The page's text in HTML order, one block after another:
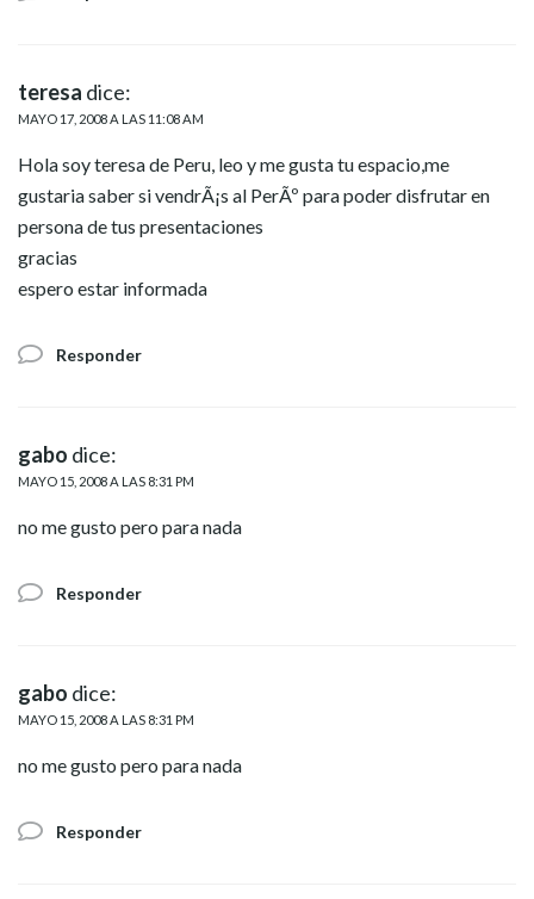
teresa dice:
MAYO 17, 2008 A LAS 11:08 AM
Hola soy teresa de Peru, leo y me gusta tu espacio,me
gustaria saber si vendrÃ¡s al PerÃº para poder disfrutar en
persona de tus presentaciones
gracias
espero estar informada
Responder
gabo dice:
MAYO 15, 2008 A LAS 8:31 PM
no me gusto pero para nada
Responder
gabo dice:
MAYO 15, 2008 A LAS 8:31 PM
no me gusto pero para nada
Responder